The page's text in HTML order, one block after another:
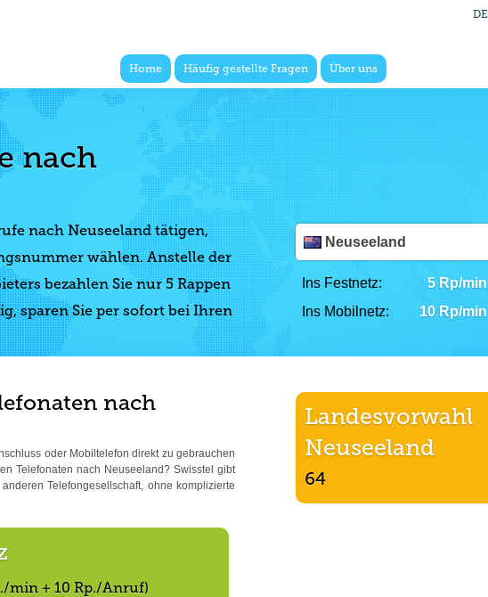
DE
Home Häufig gestellte Fragen Über uns
nach
nach Neuseeland tätigen,
wählen. Anstelle der
bezahlen Sie nur 5 Rappen
sparen Sie per sofort bei Ihren
Neuseeland
Ins Festnetz:
5 Rp/min
Ins Mobilnetz:
10 Rp/min
nach
oder Mobiltelefon direkt zu gebrauchen
Telefonaten nach Neuseeland? Swisstel gibt
Telefongesellschaft, ohne komplizierte
min + 10 Rp./Anruf)
Landesvorwahl
Neuseeland
64